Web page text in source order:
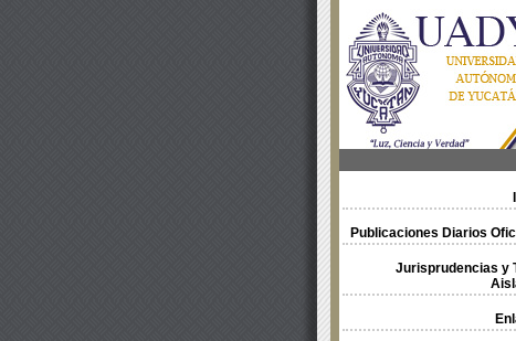
Publicaciones Diarios
Jurisprudencias y